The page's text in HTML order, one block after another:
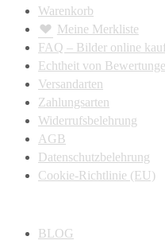
Warenkorb
Meine Merkliste
FAQ – Bilder online
Echtheit von
Versandarten
Zahlungsarten
Widerrufsbelehrung
AGB
Datenschutzbelehrung
Cookie-Richtlinie (EU)
BLOG